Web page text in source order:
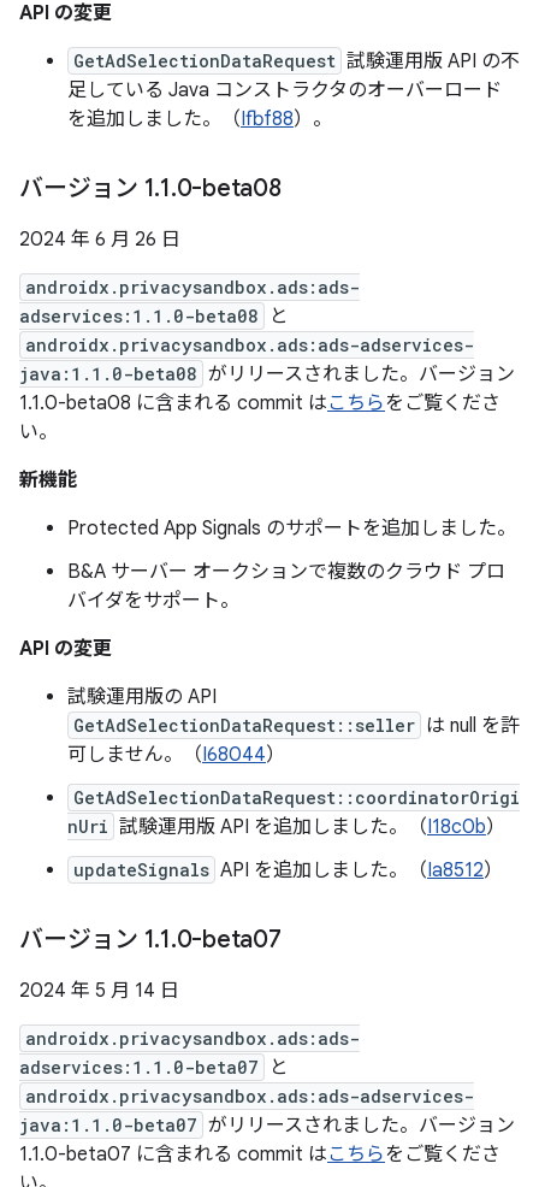
API の変更
GetAdSelectionDataRequest 試験運用版 API の不
足している Java コンストラクタのオーバーロード
を追加しました。（Ifbf88）。
バージョン 1.1.0-beta08
2024 年 6 月 26 日
androidx.privacysandbox.ads:ads-
adservices:1.1.0-beta08
と
androidx.privacysandbox.ads:ads-adservices-
java:1.1.0-beta08 がリリースされました。バージョン
1.1.0-beta08 に含まれる commit はこちらをご覧くださ
い。
新機能
Protected App Signals のサポートを追加しました。
B&A サーバー オークションで複数のクラウド プロ
バイダをサポート。
API の変更
試験運用版の API
GetAdSelectionDataRequest::seller は null を許
可しません。（I68044）
GetAdSelectionDataRequest::coordinatorOrigi
nUri 試験運用版 API を追加しました。（I18c0b）
updateSignals API を追加しました。（Ia8512）
バージョン 1.1.0-beta07
2024 年 5 月 14 日
androidx.privacysandbox.ads:ads-
adservices:1.1.0-beta07
と
androidx.privacysandbox.ads:ads-adservices-
java:1.1.0-beta07 がリリースされました。バージョン
1.1.0-beta07 に含まれる commit はこちらをご覧くださ